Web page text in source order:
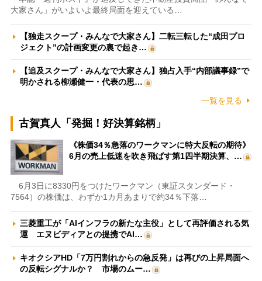
大家さん」がいよいよ最終局面を迎えている…
【独走スクープ・みんなで大家さん】二転三転した“成田プロ
ジェクト”の計画変更の裏で起き…
【追及スクープ・みんなで大家さん】独占入手“内部議事録”で
明かされる柳瀬健一・代表の思…
一覧を見る
古賀真人「発掘！好決算銘柄」
《株価34％急落のワークマンに特大反転の期待》
6月の売上低迷を吹き飛ばす第1四半期決算、…
6月3日に8330円をつけたワークマン（東証スタンダード・
7564）の株価は、わずか1カ月あまりで約34％下落…
三菱重工が「AIインフラの新たな主役」として再評価される気
運 エヌビディアとの提携でAI…
キオクシアHD「7万円割れからの急反発」は再びの上昇局面へ
の反転シグナルか？ 市場のムー…